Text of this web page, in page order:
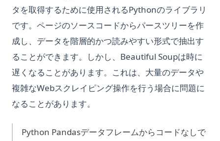
タを取得するために使用されるPythonのライブラリ
です。ページのソースコードからパースツリーを作
成し、データを階層的かつ読みやすい形式で抽出す
ることができます。しかし、Beautiful Soupは時に
遅くなることがあります。これは、大量のデータや
複雑なWebスクレイピング操作を行う場合に問題に
なることがあります。
Python Pandasデータフレームからコードなしで